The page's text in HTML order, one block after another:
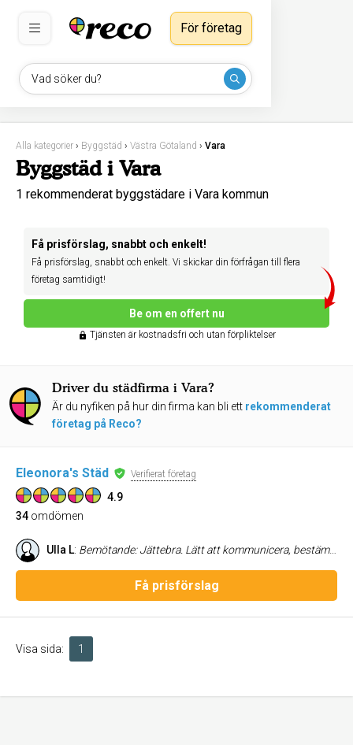
Vad söker du?
För företag
Alla kategorier › Byggstäd › Västra Götaland › Vara
Byggstäd i Vara
1 rekommenderat byggstädare i Vara kommun
Få prisförslag, snabbt och enkelt!
Få prisförslag, snabbt och enkelt. Vi skickar din förfrågan till flera
företag samtidigt!
Be om en offert nu
Tjänsten är kostnadsfri och utan förpliktelser
Driver du städfirma i Vara?
Är du nyfiken på hur din firma kan bli ett rekommenderat
företag på Reco?
Eleonora's Städ Verifierat företag
4.9
34 omdömen
Ulla L: Bemötande: Jättebra. Lätt att kommunicera, bestämma tid och info om pris. De åkte ut kostnadsfritt för att ge oss en uppfattning om kostnaden. Sammanfattningsvis: Eleonora's Städ var noggranna, trevliga och professionella. Vi fick huset slutstädat samt fönstrena putsade och vi är jättenöjda. Rekommenderas!
Få prisförslag
Visa sida: 1